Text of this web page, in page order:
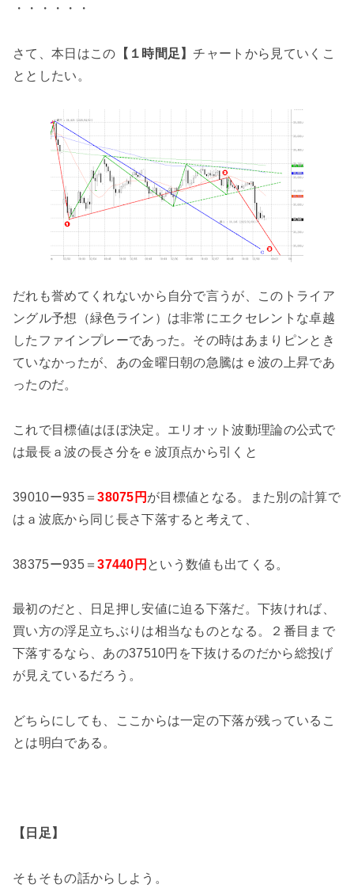
・・・・・・
さて、本日はこの 【１時間足】チャートから見ていくこ
ととしたい。
だれも誉めてくれないから自分で言うが、このトライア
ングル予想（緑色ライン）は非常にエクセレントな卓越
したファインプレーであった。その時はあまりピンとき
ていなかったが、あの金曜日朝の急騰はｅ波の上昇であ
ったのだ。
これで目標値はほぼ決定。エリオット波動理論の公式で
は最長ａ波の長さ分をｅ波頂点から引くと
39010ー935＝38075円 が目標値となる。また別の計算で
はａ波底から同じ長さ下落すると考えて、
38375ー935＝37440円 という数値も出てくる。
最初のだと、日足押し安値に迫る下落だ。下抜ければ、
買い方の浮足立ちぶりは相当なものとなる。２番目まで
下落するなら、あの37510円を下抜けるのだから総投げ
が見えているだろう。
どちらにしても、ここからは一定の下落が残っているこ
とは明白である。
【日足】
そもそもの話からしよう。